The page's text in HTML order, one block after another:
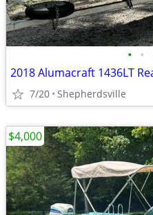
• •
2018 Alumacraft 1436LT
7/20 Shepherdsville
$4,000